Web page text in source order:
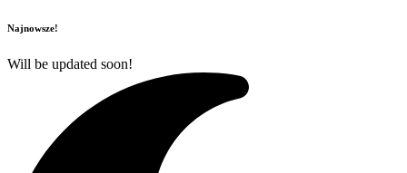
Najnowsze!
Will be updated soon!